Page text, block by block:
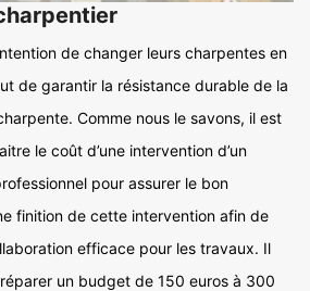
de changer leurs charpentes en
de garantir la résistance durable de la
Comme nous le savons, il est
le coût d’une intervention d’un
pour assurer le bon
finition de cette intervention afin de
efficace pour les travaux. Il
un budget de 150 euros à 300